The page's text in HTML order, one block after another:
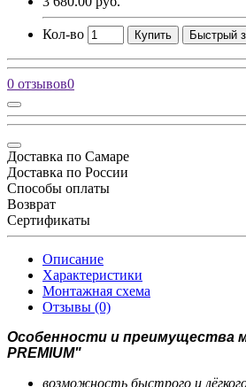
Кол-во Купить Быстрый
0 отзывов0
Доставка по Самаре
Доставка по России
Способы оплаты
Возврат
Сертификаты
Описание
Характеристики
Монтажная схема
Отзывы (0)
Особенности и преимущества
PREMIUM"
возможность быстрого и